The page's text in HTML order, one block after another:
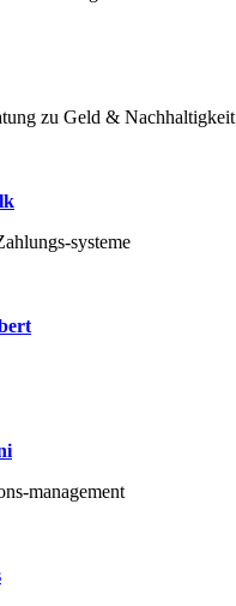
zu Geld & Nachhaltigkeit
systeme
management